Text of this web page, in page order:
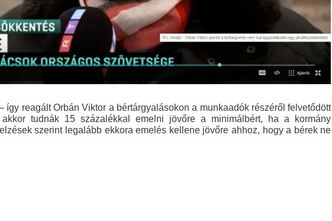
így reagált Orbán Viktor a bértárgyalásokon a munkaadók részéről felvetődött
tudnák 15 százalékkal emelni jövőre a minimálbért, ha a kormány
szerint legalább ekkora emelés kellene jövőre ahhoz, hogy a bérek ne